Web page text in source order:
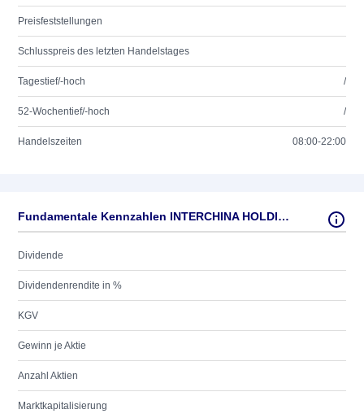
Preisfeststellungen
Schlusspreis des letzten Handelstages
Tagestief/-hoch /
52-Wochentief/-hoch /
Handelszeiten 08:00-22:00
Fundamentale Kennzahlen INTERCHINA HOLDINGS
Dividende
Dividendenrendite in %
KGV
Gewinn je Aktie
Anzahl Aktien
Marktkapitalisierung